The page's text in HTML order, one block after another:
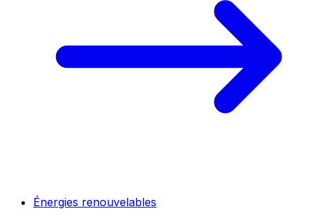
Énergies renouvelables